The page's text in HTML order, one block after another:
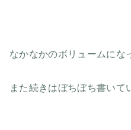
なかなかのボリュームにな
また続きはぼちぼち書いて